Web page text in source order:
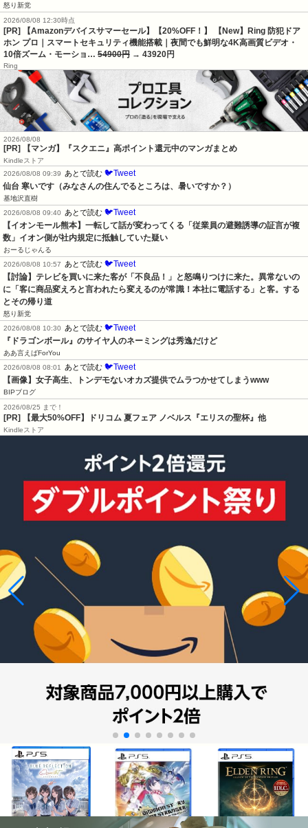
怒り新党
2026/08/08 12:30時点
[PR] 【Amazonデバイスサマーセール】【20%OFF！】 【New】Ring 防犯ドア
ホン プロ｜スマートセキュリティ機能搭載｜夜間でも鮮明な4K高画質ビデオ・
10倍ズーム・モーショ… 54900円 → 43920円
Ring
2026/08/08
[PR] 【マンガ】『スクエニ』高ポイント還元中のマンガまとめ
Kindleストア
2026/08/08 09:39 あとで読む 🐦Tweet
仙台 寒いです（みなさんの住んでるところは、暑いですか？）
基地沢直樹
2026/08/08 09:40 あとで読む 🐦Tweet
【イオンモール熊本】一転して話が変わってくる「従業員の避難誘導の証言が複
数」イオン側が社内規定に抵触していた疑い
おーるじゃんる
2026/08/08 10:57 あとで読む 🐦Tweet
【討論】テレビを買いに来た客が「不良品！」と怒鳴りつけに来た。異常ないの
に「客に商品変えろと言われたら変えるのが常識！本社に電話する」と客。する
とその帰り道
怒り新党
2026/08/08 10:30 あとで読む 🐦Tweet
『ドラゴンボール』のサイヤ人のネーミングは秀逸だけど
ああ言えばForYou
2026/08/08 08:01 あとで読む 🐦Tweet
【画像】女子高生、トンデモないオカズ提供でムラつかせてしまうwww
BIPブログ
2026/08/25 まで！
[PR] 【最大50%OFF】ドリコム 夏フェア ノベルス『エリスの聖杯』他
Kindleストア